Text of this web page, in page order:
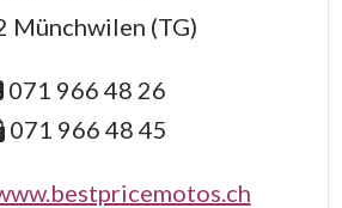
Münchwilen (TG)
071 966 48 26
071 966 48 45